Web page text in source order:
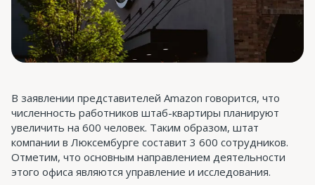
В заявлении представителей Amazon говорится, что
численность работников штаб-квартиры планируют
увеличить на 600 человек. Таким образом, штат
компании в Люксембурге составит 3 600 сотрудников.
Отметим, что основным направлением деятельности
этого офиса являются управление и исследования.